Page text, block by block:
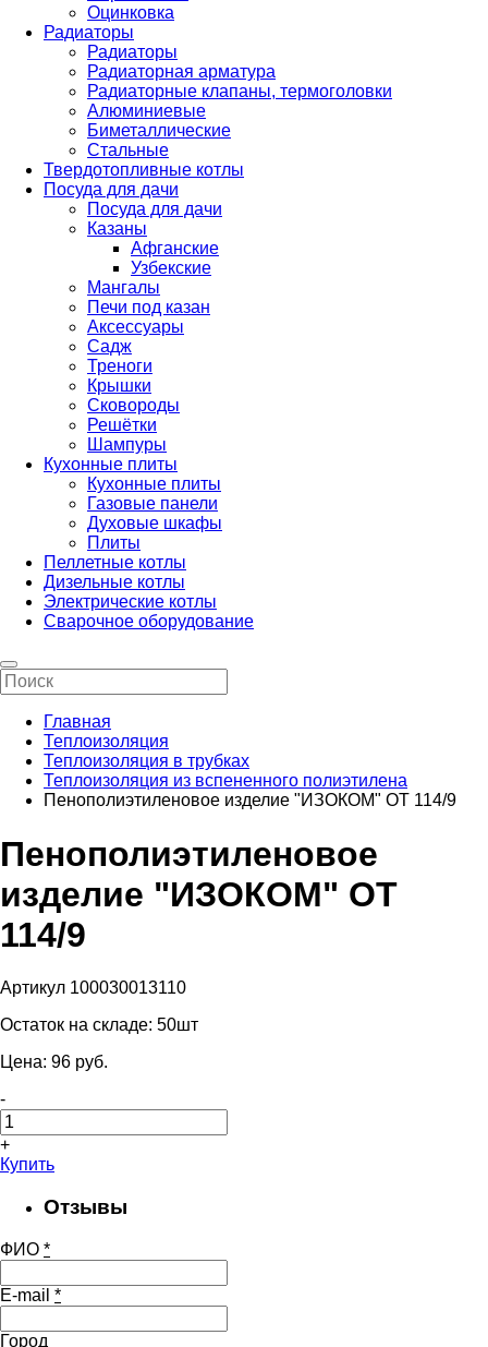
Оцинковка
Радиаторы
Радиаторы
Радиаторная арматура
Радиаторные клапаны, термоголовки
Алюминиевые
Биметаллические
Стальные
Твердотопливные котлы
Посуда для дачи
Посуда для дачи
Казаны
Афганские
Узбекские
Мангалы
Печи под казан
Аксессуары
Садж
Треноги
Крышки
Сковороды
Решётки
Шампуры
Кухонные плиты
Кухонные плиты
Газовые панели
Духовые шкафы
Плиты
Пеллетные котлы
Дизельные котлы
Электрические котлы
Сварочное оборудование
Главная
Теплоизоляция
Теплоизоляция в трубках
Теплоизоляция из вспененного полиэтилена
Пенополиэтиленовое изделие "ИЗОКОМ" ОТ 114/9
Пенополиэтиленовое
изделие "ИЗОКОМ" ОТ
114/9
Артикул 100030013110
Остаток на складе: 50шт
Цена: 96 pуб.
-
+
Купить
Отзывы
ФИО *
E-mail *
Город